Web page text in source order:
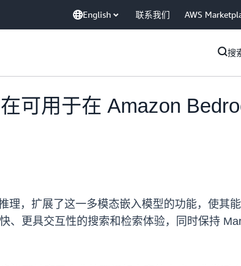
English 联系我们 AWS
搜
可用于在 Amazon
，扩展了这一多模态嵌入模型的功能，使其
更具交互性的搜索和检索体验，同时保持